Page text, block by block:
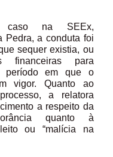
caso na SEEx,
Pedra, a conduta foi
sequer existia, ou
financeiras para
período em que o
vigor. Quanto ao
a relatora
a respeito da
quanto à
ou “malícia na